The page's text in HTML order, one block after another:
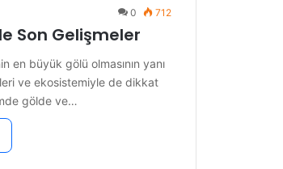
0 712
Son Gelişmeler
en büyük gölü olmasının yanı
ve ekosistemiyle de dikkat
gölde ve…